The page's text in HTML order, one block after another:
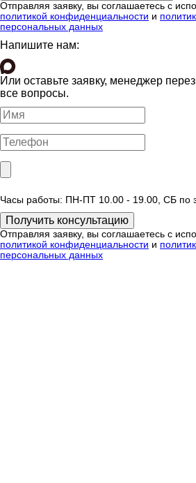
Отправляя заявку, вы соглашаетесь с
политикой конфиденциальности и
персональных данных
Напишите нам:
Или оставьте заявку, менеджер
все вопросы.
Часы работы: ПН-ПТ 10.00 - 19.00, СБ по
Отправляя заявку, вы соглашаетесь с
политикой конфиденциальности и
персональных данных